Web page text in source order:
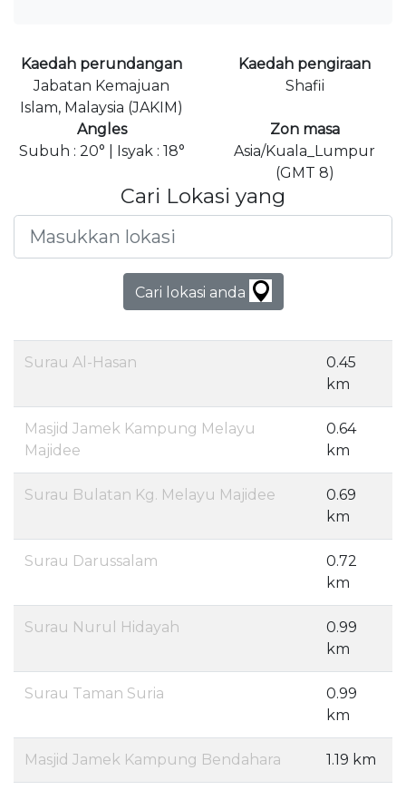
Kaedah perundangan
Jabatan Kemajuan
Islam, Malaysia (JAKIM)
Kaedah pengiraan
Shafii
Angles
Subuh : 20° | Isyak : 18°
Zon masa
Asia/Kuala_Lumpur
(GMT 8)
Cari Lokasi yang
Cari lokasi anda
Surau Al-Hasan
0.45
km
Masjid Jamek Kampung Melayu
Majidee
0.64
km
Surau Bulatan Kg. Melayu Majidee
0.69
km
Surau Darussalam
0.72
km
Surau Nurul Hidayah
0.99
km
Surau Taman Suria
0.99
km
Masjid Jamek Kampung Bendahara 1.19 km